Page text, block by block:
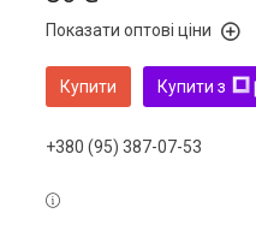
Показати оптові ціни
Купити Купити з
+380 (95) 387-07-53